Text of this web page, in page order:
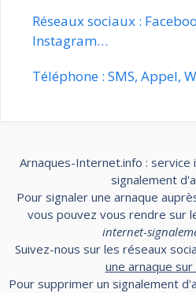
Réseaux sociaux :
Instagram…
Téléphone : SMS, Appel,
Arnaques-Internet.info :
signalement
Pour signaler une arnaque
vous pouvez vous rendre sur
internet-
Suivez-nous sur les réseaux
une arnaque
Pour supprimer un signalement